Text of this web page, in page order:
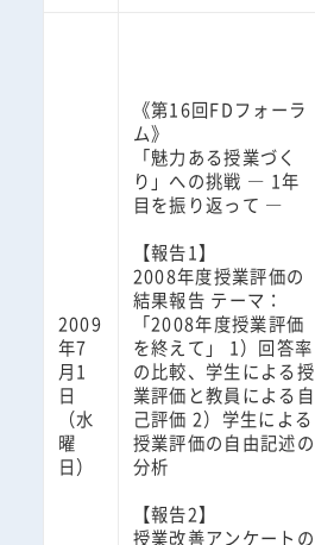
2009
年7
月1
日
（水
曜
日）
《第16回FDフォーラ
ム》
「魅力ある授業づく
り」への挑戦 ― 1年
目を振り返って ―
【報告1】
2008年度授業評価の
結果報告 テーマ：
「2008年度授業評価
を終えて」 1）回答率
の比較、学生による授
業評価と教員による自
己評価 2）学生による
授業評価の自由記述の
分析
【報告2】
授業改善アンケートの